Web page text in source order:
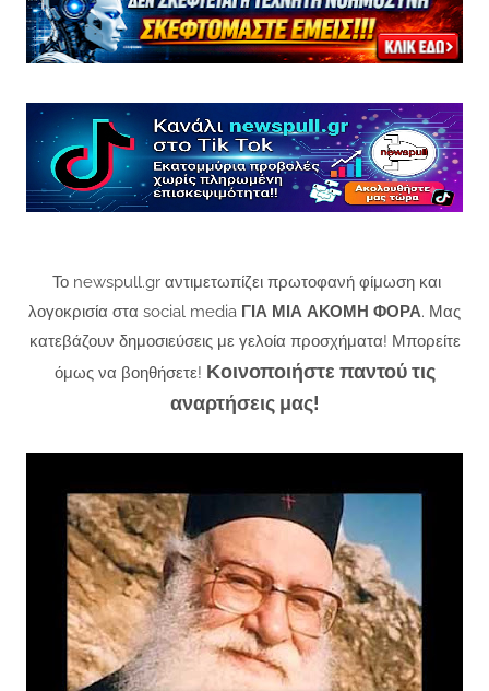
Το newspull.gr αντιμετωπίζει πρωτοφανή φίμωση και
λογοκρισία στα social media ΓΙΑ ΜΙΑ ΑΚΟΜΗ ΦΟΡΑ. Μας
κατεβάζουν δημοσιεύσεις με γελοία προσχήματα! Μπορείτε
όμως να βοηθήσετε! Κοινοποιήστε παντού τις
αναρτήσεις μας!